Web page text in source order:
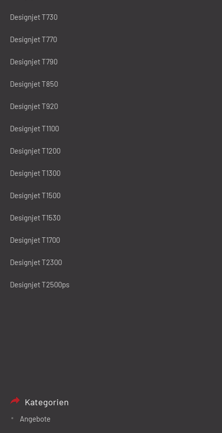
Designjet T730
Designjet T770
Designjet T790
Designjet T850
Designjet T920
Designjet T1100
Designjet T1200
Designjet T1300
Designjet T1500
Designjet T1530
Designjet T1700
Designjet T2300
Designjet T2500ps
Kategorien
Angebote